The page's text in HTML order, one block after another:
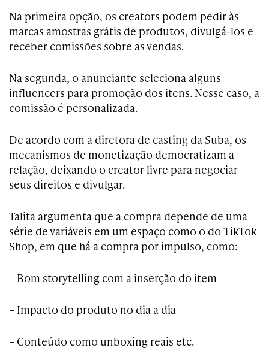
Na primeira opção, os creators podem pedir às
marcas amostras grátis de produtos, divulgá-los e
receber comissões sobre as vendas.
Na segunda, o anunciante seleciona alguns
influencers para promoção dos itens. Nesse caso, a
comissão é personalizada.
De acordo com a diretora de casting da Suba, os
mecanismos de monetização democratizam a
relação, deixando o creator livre para negociar
seus direitos e divulgar.
Talita argumenta que a compra depende de uma
série de variáveis em um espaço como o do TikTok
Shop, em que há a compra por impulso, como:
– Bom storytelling com a inserção do item
– Impacto do produto no dia a dia
– Conteúdo como unboxing reais etc.